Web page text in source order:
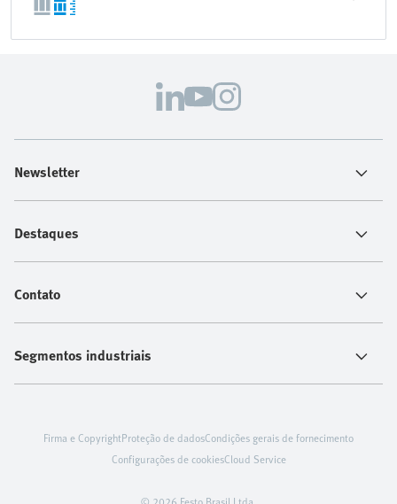
Newsletter
Destaques
Contato
Segmentos industriais
Firma e CopyrightProteção de dadosCondições gerais de fornecimento
Configurações de cookiesCloud Service